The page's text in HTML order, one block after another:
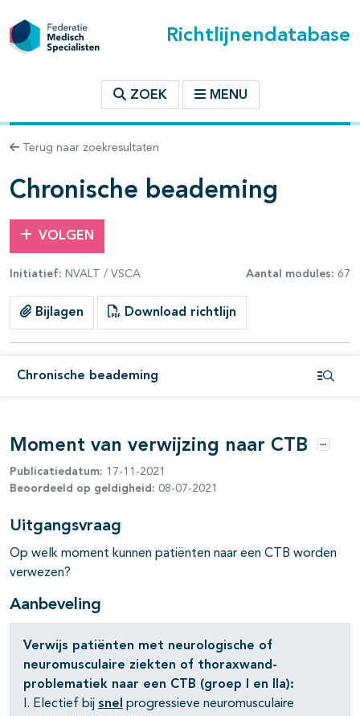
Richtlijnendatabase
ZOEK MENU
Terug naar zoekresultaten
Chronische beademing
VOLGEN
Initiatief: NVALT / VSCA Aantal modules: 67
Bijlagen Download richtlijn
Chronische beademing
binnen deze richtlijn
open- en dichtklappen
open- en dichtklappen
open- en dichtklappen
open- en dichtklappen
open- en dichtklappen
open- en dichtklappen
Moment van verwijzing naar CTB Opties
Publicatiedatum: 17-11-2021
Beoordeeld op geldigheid: 08-07-2021
Uitgangsvraag
Op welk moment kunnen patiënten naar een CTB worden
verwezen?
Aanbeveling
Verwijs patiënten met neurologische of
neuromusculaire ziekten of thoraxwand-
problematiek naar een CTB (groep I en IIa):
I. Electief bij snel progressieve neuromusculaire